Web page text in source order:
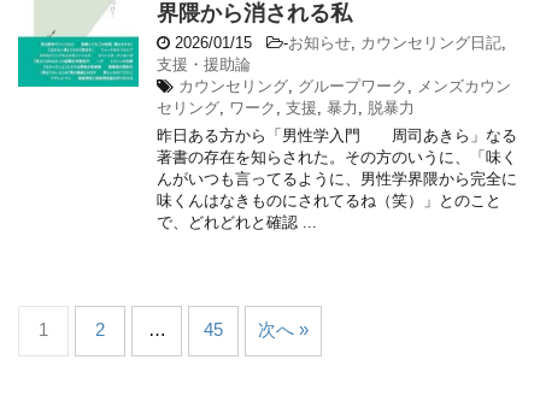
界隈から消される私
2026/01/15 -お知らせ, カウンセリング日記,
支援・援助論
カウンセリング, グループワーク , メンズカウン
セリング, ワーク , 支援, 暴力 , 脱暴力
昨日ある方から「男性学入門 周司あきら」なる
著書の存在を知らされた。その方のいうに、「味く
んがいつも言ってるように、男性学界隈から完全に
味くんはなきものにされてるね（笑）」とのこと
で、どれどれと確認 ...
1 2 … 45 次へ »